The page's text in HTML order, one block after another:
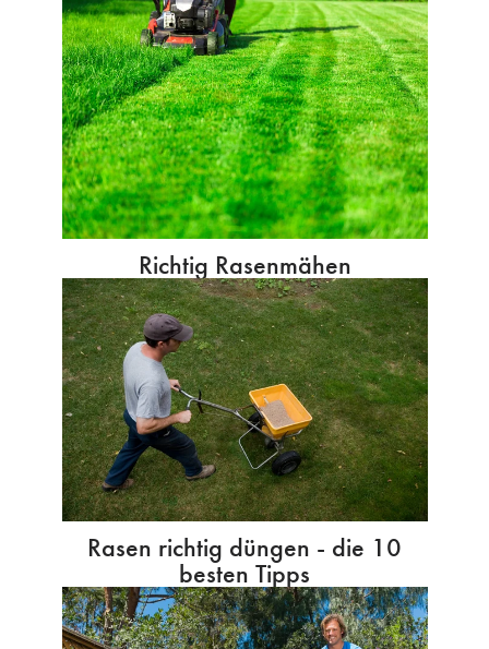
Richtig Rasenmähen
Rasen richtig düngen - die 10
besten Tipps